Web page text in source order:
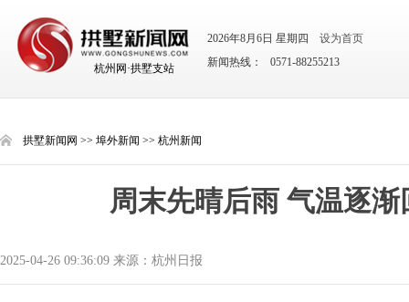
杭州网·拱墅支站
2026年8月6日 星期四
设为首页
新闻热线： 0571-88255213
拱墅新闻网 >> 埠外新闻 >> 杭州新闻
周末先晴后雨 气温逐渐
2025-04-26 09:36:09 来源：杭州日报